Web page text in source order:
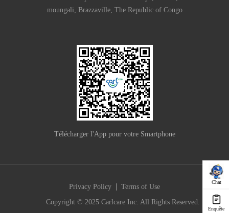
Chat
Enquête
moungali, Brazzaville, The Republic of Congo
Télécharger l'App pour votre Smartphone
Privacy Policy | Terms of Use
Copyright © 2025 Carlcare Inc. All Rights Reserved.